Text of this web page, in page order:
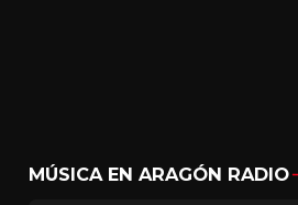
MÚSICA EN ARAGÓN RADIO